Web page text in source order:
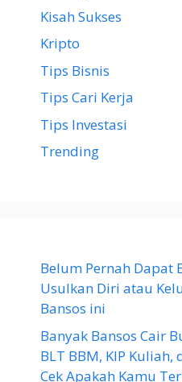
Kisah Sukses
Kripto
Tips Bisnis
Tips Cari Kerja
Tips Investasi
Trending
Belum Pernah Dapat
Usulkan Diri atau
Bansos ini
Banyak Bansos Cair
BLT BBM, KIP Kuliah,
Cek Apakah Kamu